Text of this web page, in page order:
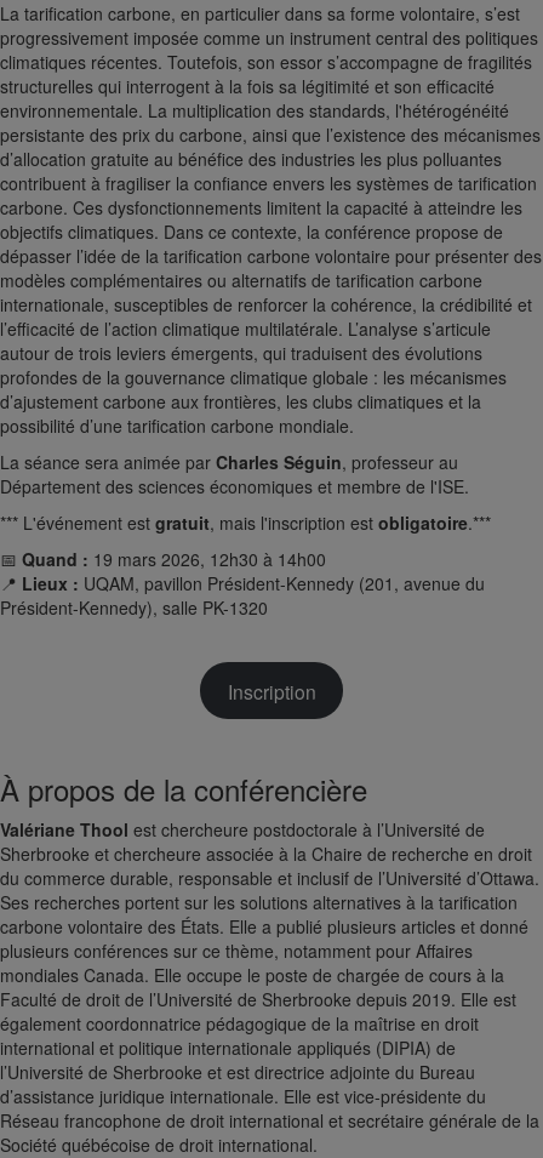
La tarification carbone, en particulier dans sa forme volontaire, s’est
progressivement imposée comme un instrument central des politiques
climatiques récentes. Toutefois, son essor s’accompagne de fragilités
structurelles qui interrogent à la fois sa légitimité et son efficacité
environnementale. La multiplication des standards, l'hétérogénéité
persistante des prix du carbone, ainsi que l’existence des mécanismes
d’allocation gratuite au bénéfice des industries les plus polluantes
contribuent à fragiliser la confiance envers les systèmes de tarification
carbone. Ces dysfonctionnements limitent la capacité à atteindre les
objectifs climatiques. Dans ce contexte, la conférence propose de
dépasser l’idée de la tarification carbone volontaire pour présenter des
modèles complémentaires ou alternatifs de tarification carbone
internationale, susceptibles de renforcer la cohérence, la crédibilité et
l’efficacité de l’action climatique multilatérale. L’analyse s’articule
autour de trois leviers émergents, qui traduisent des évolutions
profondes de la gouvernance climatique globale : les mécanismes
d’ajustement carbone aux frontières, les clubs climatiques et la
possibilité d’une tarification carbone mondiale.
La séance sera animée par Charles Séguin, professeur au
Département des sciences économiques et membre de l'ISE.
*** L'événement est gratuit, mais l'inscription est obligatoire.***
📅 Quand : 19 mars 2026, 12h30 à 14h00
📍 Lieux : UQAM, pavillon Président-Kennedy (201, avenue du
Président-Kennedy), salle PK-1320
Inscription
À propos de la conférencière
Valériane Thool est chercheure postdoctorale à l’Université de
Sherbrooke et chercheure associée à la Chaire de recherche en droit
du commerce durable, responsable et inclusif de l’Université d’Ottawa.
Ses recherches portent sur les solutions alternatives à la tarification
carbone volontaire des États. Elle a publié plusieurs articles et donné
plusieurs conférences sur ce thème, notamment pour Affaires
mondiales Canada. Elle occupe le poste de chargée de cours à la
Faculté de droit de l’Université de Sherbrooke depuis 2019. Elle est
également coordonnatrice pédagogique de la maîtrise en droit
international et politique internationale appliqués (DIPIA) de
l’Université de Sherbrooke et est directrice adjointe du Bureau
d’assistance juridique internationale. Elle est vice-présidente du
Réseau francophone de droit international et secrétaire générale de la
Société québécoise de droit international.